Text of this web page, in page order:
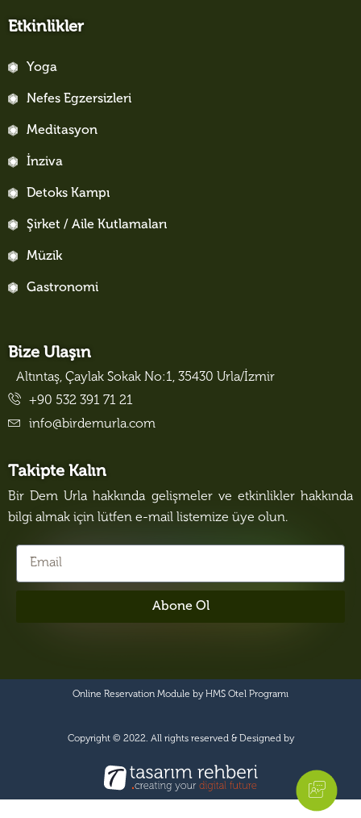
Etkinlikler
Yoga
Nefes Egzersizleri
Meditasyon
İnziva
Detoks Kampı
Şirket / Aile Kutlamaları
Müzik
Gastronomi
Bize Ulaşın
Altıntaş, Çaylak Sokak No:1, 35430 Urla/İzmir
+90 532 391 71 21
info@birdemurla.com
Takipte Kalın
Bir Dem Urla hakkında gelişmeler ve etkinlikler hakkında
bilgi almak için lütfen e-mail listemize üye olun.
Abone Ol
Online Reservation Module by HMS Otel Programı
Copyright © 2022. All rights reserved & Designed by